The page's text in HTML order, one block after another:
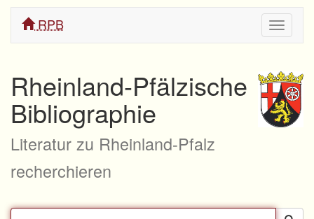
ein/
RPB
Rheinland-Pfälzische
Bibliographie
Literatur zu Rheinland-Pfalz
recherchieren